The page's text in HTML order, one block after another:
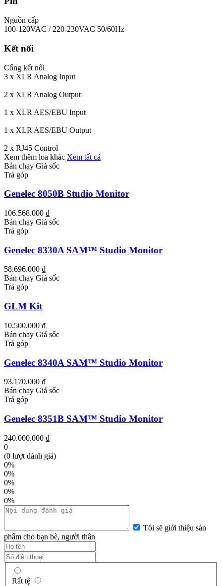
Nguồn cấp
100-120VAC / 220-230VAC 50/60Hz
Kết nối
Cổng kết nối
3 x XLR Analog Input
2 x XLR Analog Output
1 x XLR AES/EBU Input
1 x XLR AES/EBU Output
2 x RJ45 Control
Xem thêm loa khác Xem tất cả
Bán chạy Giá sốc
Trả góp
Genelec 8050B Studio Monitor
106.568.000 ₫
Bán chạy Giá sốc
Trả góp
Genelec 8330A SAM™ Studio Monitor
58.696.000 ₫
Bán chạy Giá sốc
Trả góp
GLM Kit
10.500.000 ₫
Bán chạy Giá sốc
Trả góp
Genelec 8340A SAM™ Studio Monitor
93.170.000 ₫
Bán chạy Giá sốc
Trả góp
Genelec 8351B SAM™ Studio Monitor
240.000.000 ₫
0
(0 lượt đánh giá)
0%
0%
0%
0%
0%
Tôi sẽ giới thiệu sản
phẩm cho bạn bè, người thân
Rất tệ